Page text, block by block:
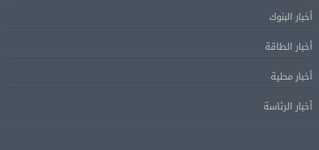
أخبار البنوك
أخبار الطاقة
أخبار محلية
أخبار الرئاسة